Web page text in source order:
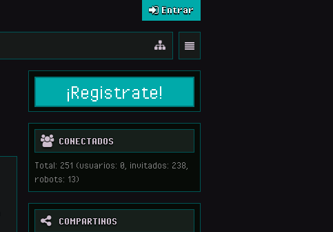
Entrar
¡Registrate!
CONECTADOS
Total: 251 (usuarios: 0, invitados: 238,
robots: 13)
COMPARTINOS